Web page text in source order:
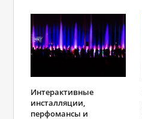
Интерактивные
инсталляции,
перфомансы и